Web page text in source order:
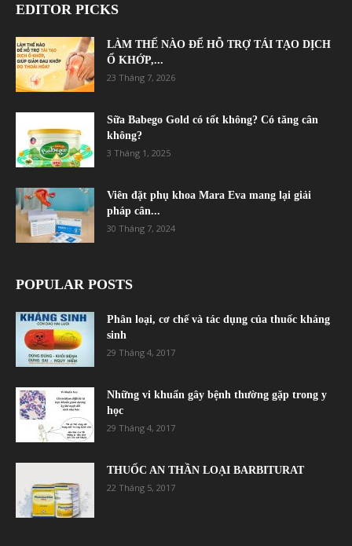
EDITOR PICKS
LÀM THẾ NÀO ĐỂ HỖ TRỢ TÁI TẠO DỊCH
Ổ KHỚP,...
23 Tháng 7, 2026
Sữa Babego Gold có tốt không? Có tăng cân
không?
3 Tháng 1, 2025
Viên đặt phụ khoa Mara Eva mang lại giải
pháp cân...
30 Tháng 7, 2024
POPULAR POSTS
Phân loại, cơ chế và tác dụng của thuốc kháng
sinh
29 Tháng 4, 2017
Những vi khuẩn gây bệnh thường gặp trong y
học
29 Tháng 4, 2017
THUỐC AN THẦN LOẠI BARBITURAT
22 Tháng 5, 2017